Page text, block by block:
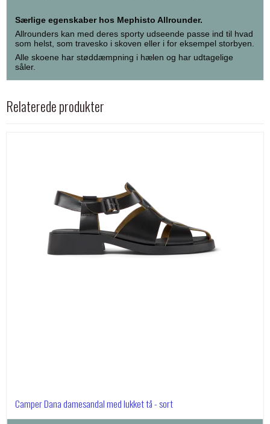
Særlige egenskaber hos Mephisto Allrounder.
Allrounders kan med deres sporty udseende passe ind til hvad
som helst, som travesko i skoven eller i for eksempel storbyen.
Alle skoene har støddæmpning i hælen og har udtagelige
såler.
Relaterede produkter
Camper Dana damesandal med lukket tå - sort